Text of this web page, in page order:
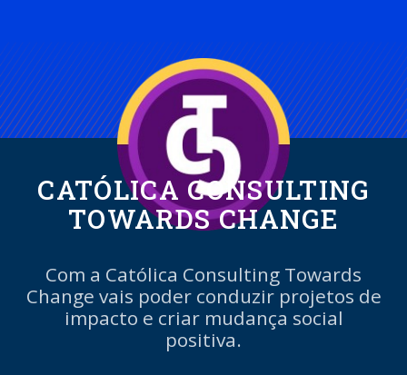
CATÓLICA CONSULTING
TOWARDS CHANGE
Com a Católica Consulting Towards
Change vais poder conduzir projetos de
impacto e criar mudança social
positiva.